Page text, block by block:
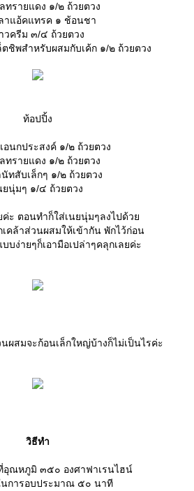
ทรายแดง ๑/๒ ถ้วยตวง
าแอ้คแทรค ๑ ช้อนชา
วครีม ๓/๔ ถ้วยตวง
ชิพสำหรับผสมกับเค้ก ๑/๒ ถ้วยตวง
ท้อปปิ้ง
นกประสงค์ ๑/๒ ถ้วยตวง
ทรายแดง ๑/๒ ถ้วยตวง
ทสับเล็กๆ ๑/๒ ถ้วยตวง
ยนุ่มๆ ๑/๔ ถ้วยตวง
ะ ตอนทำก็ใส่เนยนุ่มๆลงไปด้ว
ล้าส่วนผสมให้เข้ากัน พักไว้ก่อน
บง่ายๆก็เอามือเปล่าๆคลุกเลยค่ะ
ผสมจะก้อนเล็กใหญ่บ้างก็ไม่เป็นไรค่ะ
วิธีทำ
อุณหภูมิ ๓๕๐ องศาฟาเรนไฮน์
การอบประมาณ ๕๐ นาที